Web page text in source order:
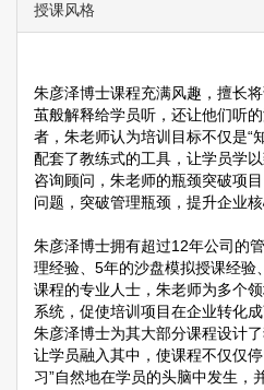
授课风格
朱彦泽博士课程充满风趣，擅长
茧般解释给学员听，还让他们听
者，朱老师认为培训目标不仅是“
配套了教练式的工具，让学员学
咨询顾问，朱老师的瓶颈突破项
问题，突破管理瓶颈，提升企业核
朱彦泽博士拥有超过12年公司的
理经验、5年的沙盘模拟授课经验
课程的专业人士，朱老师为多个
系统，促使培训项目在企业转化成
朱彦泽博士为其大部分课程设计
让学员融入其中，使课程不仅仅
习”自然地在学员的头脑中发生，